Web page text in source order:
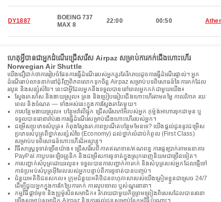
DY1887
BOEING 737
MAX 8
22:00 00:50
ហេតុអ្វីបានជាអ្នកដំណើរជ្រើសរើស Airpaz សម្រាប់ការកក់ជើងហោះហើរ
Norwegian Air Shuttle
យើងជឿជាក់ថាការរៀបចំផែនការធ្វើដំណើររបស់អ្នកគួរតែរីករាយដូចការធ្វើដំណើរផ្ទាល់។ អ្នក
ដំណើររាប់លាននាក់នៅជុំវិញពិភពលោកទុកចិត្ត Airpaz សម្រាប់បទពិសោធន៍នៃការកក់ដែល
រលូន និងសន្សំសំចៃ។ នេះជាអ្វីដែលអ្នកនឹងទទួលបាននៅពេលអ្នកកក់ជាមួយយើង៖
ស្វែងរករហ័ស និងងាយស្រួល៖ ត្រង និងប្រៀបធៀបជើងហោះហើរតាមតម្លៃ កាលវិភាគ រយៈ
ពេល និងចំណត — ទាំងអស់នេះក្នុងការស្វែងរកតែមួយ។
ការបន្ថែមងាយស្រួល៖ បន្ថែមវ៉ាលីផ្ទុក ជ្រើសរើសកៅអីរបស់អ្នក កុម្ម៉ង់អាហារទុកជាមុន ឬ
ទទួលបានធានារ៉ាប់រងការធ្វើដំណើរសម្រាប់ជើងហោះហើររបស់អ្នក។
ជម្រើសប្រភេទសំបុត្រ៖ កំពុងស្វែងរកភាពប្រណីតបន្ថែមមែនទេ? យើងផ្តល់ជូននូវជម្រើស
ប្រភេទសំបុត្រពីថ្នាក់សន្សំសំចៃ (Economy) ដល់ថ្នាក់លំដាប់កំពូល (First Class)
សម្រាប់បទពិសោធន៍ហោះហើរដ៏អស្ចារ្យ។
វិធីសាស្រ្តទូទាត់ច្រើនយ៉ាង៖ ជ្រើសរើសពីកាតឥណទាន/ឥណពន្ធ ការផ្ទេរប្រាក់តាមធនាគារ
PayPal កាបូបអេឡិចត្រូនិក និងជម្រើសការទូទាត់ក្នុងស្រុកពេញនិយមជាច្រើនទៀត។
ការបញ្ជាក់សំបុត្រដោយរលូន៖ ទទួលបានការបញ្ជាក់ការកក់ និងសំបុត្ររបស់អ្នកដែលផ្ញើទៅ
កាន់ប្រអប់សំបុត្រអ៊ីមែលរបស់អ្នកបន្ទាប់ពីការទូទាត់បានបញ្ចប់។
ជំនួយអតិថិជនសកល៖ ក្រុមជំនួយអតិថិជនពហុភាសារបស់យើងត្រៀមខ្លួនជាស្រេច 24/7
ដើម្បីជួយអ្នកក្នុងការកែប្រែការកក់ ការលុបចោល ឬសំណួរនានា។
កម្មវិធីផ្តាច់មុខ និងប្រូម៉ូសិនសមាជិក៖ រីករាយជាមួយកិច្ចព្រមព្រៀងពិសេសដែលបានរចនា
ឡើងសម្រាប់សមាជិក Airpaz និងការផ្តល់ជូនសម្រាប់តែកម្មវិធីប៉ុណ្ណោះ។